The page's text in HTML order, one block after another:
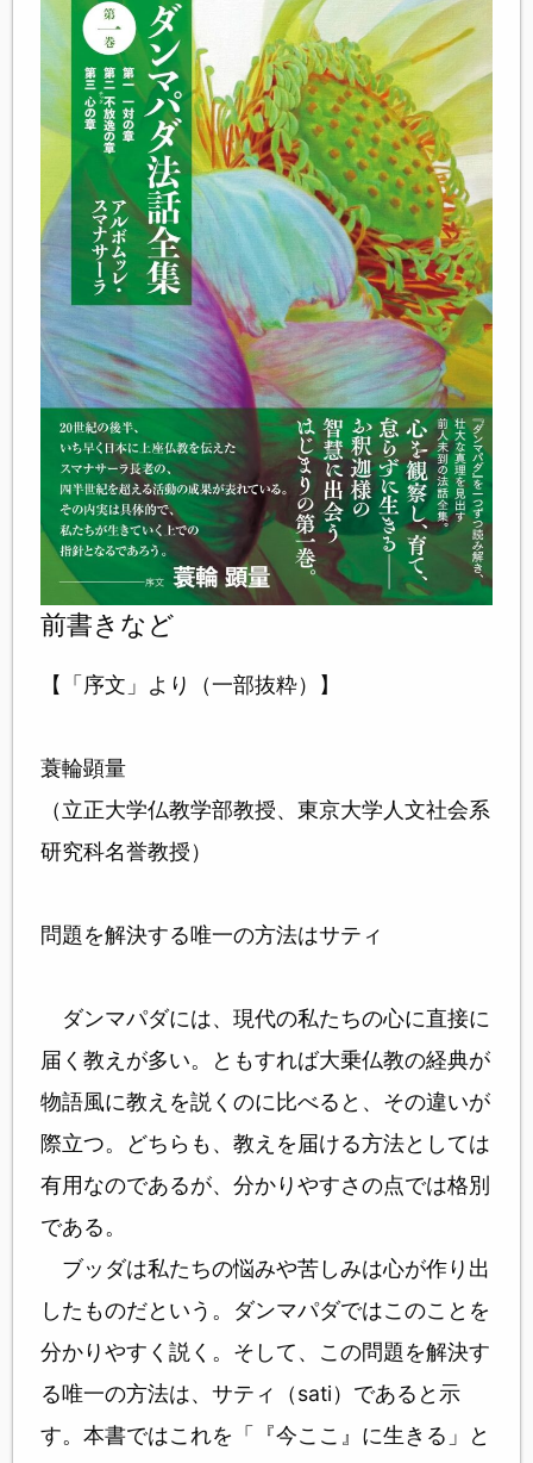
前書きなど
【「序文」より（一部抜粋）】
蓑輪顕量
（立正大学仏教学部教授、東京大学人文社会系
研究科名誉教授）
問題を解決する唯一の方法はサティ
ダンマパダには、現代の私たちの心に直接に
届く教えが多い。ともすれば大乗仏教の経典が
物語風に教えを説くのに比べると、その違いが
際立つ。どちらも、教えを届ける方法としては
有用なのであるが、分かりやすさの点では格別
である。
ブッダは私たちの悩みや苦しみは心が作り出
したものだという。ダンマパダではこのことを
分かりやすく説く。そして、この問題を解決す
る唯一の方法は、サティ（sati）であると示
す。本書ではこれを「『今ここ』に生きる」と